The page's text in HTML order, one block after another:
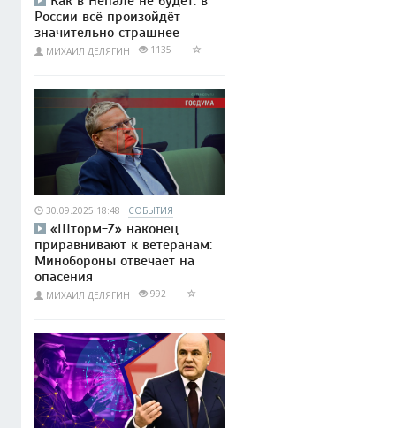
России всё произойдёт
значительно страшнее
МИХАИЛ ДЕЛЯГИН 1135
30.09.2025 18:48 СОБЫТИЯ
«Шторм-Z» наконец
приравнивают к ветеранам:
Минобороны отвечает на
опасения
МИХАИЛ ДЕЛЯГИН 992